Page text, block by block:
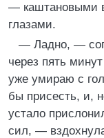
— каштановыми
глазами.
— Ладно, —
через пять
уже умираю с
бы присесть, и,
устало
сил, —